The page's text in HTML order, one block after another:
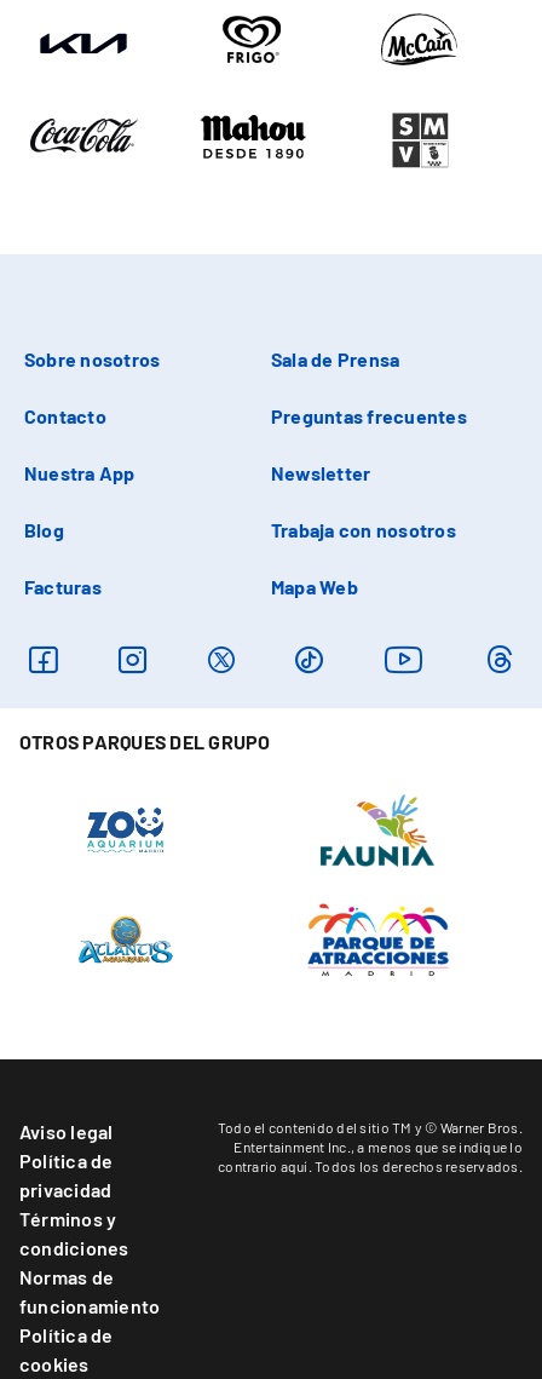
Sobre nosotros Sala de Prensa
Contacto Preguntas frecuentes
Nuestra App Newsletter
Blog Trabaja con nosotros
Facturas Mapa Web
OTROS PARQUES DEL GRUPO
Aviso legal
Política de
privacidad
Términos y
condiciones
Normas de
funcionamiento
Política de
cookies
Todo el contenido del sitio TM y © Warner Bros.
Entertainment Inc.,a menos que se indique lo
contrario aquí . Todos los derechos reservados.